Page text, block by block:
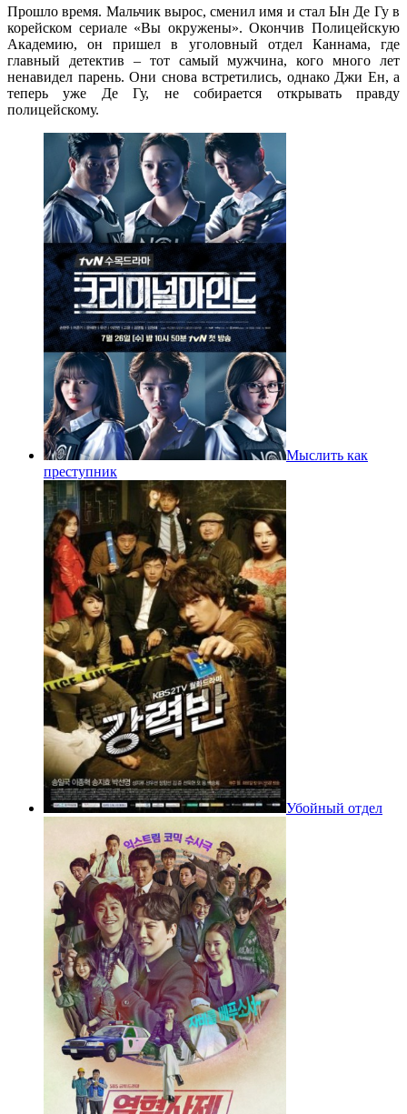
Прошло время. Мальчик вырос, сменил имя и стал Ын Де Гу в
корейском сериале «Вы окружены». Окончив Полицейскую
Академию, он пришел в уголовный отдел Каннама, где
главный детектив – тот самый мужчина, кого много лет
ненавидел парень. Они снова встретились, однако Джи Ен, а
теперь уже Де Гу, не собирается открывать правду
полицейскому.
Мыслить как
преступник
Убойный отдел